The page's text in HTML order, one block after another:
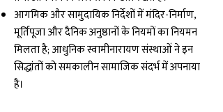
आगमिक और सामुदायिक निर्देशों में मंदिर-निर्माण,
मूर्तिपूजा और दैनिक अनुष्ठानों के नियमों का नियमन
मिलता है; आधुनिक स्वामीनारायण संस्थाओं ने इन
सिद्धांतों को समकालीन सामाजिक संदर्भ में अपनाया
है।